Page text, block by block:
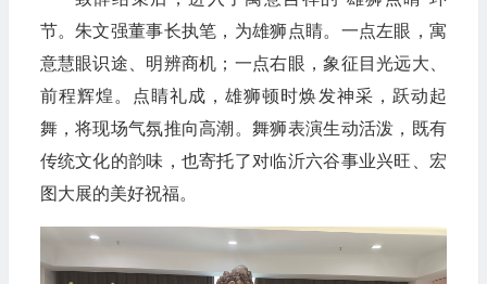
节。朱文强董事长执笔，为雄狮点睛。一点左眼，寓
意慧眼识途、明辨商机；一点右眼，象征目光远大、
前程辉煌。点睛礼成，雄狮顿时焕发神采，跃动起
舞，将现场气氛推向高潮。舞狮表演生动活泼，既有
传统文化的韵味，也寄托了对临沂六谷事业兴旺、宏
图大展的美好祝福。